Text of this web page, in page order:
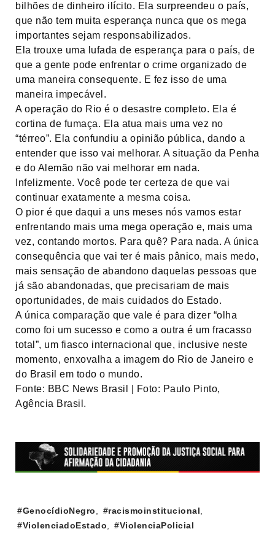
bilhões de dinheiro ilícito. Ela surpreendeu o país,
que não tem muita esperança nunca que os mega
importantes sejam responsabilizados.
Ela trouxe uma lufada de esperança para o país, de
que a gente pode enfrentar o crime organizado de
uma maneira consequente. E fez isso de uma
maneira impecável.
A operação do Rio é o desastre completo. Ela é
cortina de fumaça. Ela atua mais uma vez no
“térreo”. Ela confundiu a opinião pública, dando a
entender que isso vai melhorar. A situação da Penha
e do Alemão não vai melhorar em nada.
Infelizmente. Você pode ter certeza de que vai
continuar exatamente a mesma coisa.
O pior é que daqui a uns meses nós vamos estar
enfrentando mais uma mega operação e, mais uma
vez, contando mortos. Para quê? Para nada. A única
consequência que vai ter é mais pânico, mais medo,
mais sensação de abandono daquelas pessoas que
já são abandonadas, que precisariam de mais
oportunidades, de mais cuidados do Estado.
A única comparação que vale é para dizer “olha
como foi um sucesso e como a outra é um fracasso
total”, um fiasco internacional que, inclusive neste
momento, enxovalha a imagem do Rio de Janeiro e
do Brasil em todo o mundo.
Fonte: BBC News Brasil | Foto: Paulo Pinto,
Agência Brasil.
Tags:
#GenocídioNegro #racismoinstitucional
#ViolenciadoEstado
#ViolenciaPolicial